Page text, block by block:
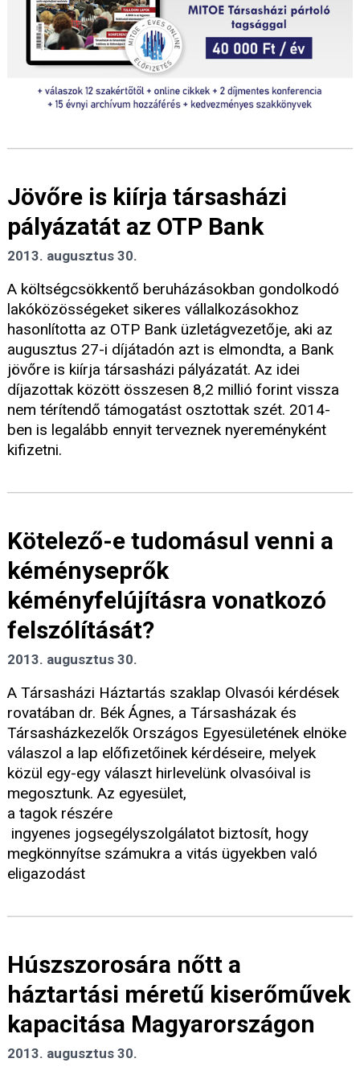
Jövőre is kiírja társasházi
pályázatát az OTP Bank
2013. augusztus 30.
A költségcsökkentő beruházásokban gondolkodó
lakóközösségeket sikeres vállalkozásokhoz
hasonlította az OTP Bank üzletágvezetője, aki az
augusztus 27-i díjátadón azt is elmondta, a Bank
jövőre is kiírja társasházi pályázatát. Az idei
díjazottak között összesen 8,2 millió forint vissza
nem térítendő támogatást osztottak szét. 2014-
ben is legalább ennyit terveznek nyereményként
kifizetni.
Kötelező-e tudomásul venni a
kéményseprők
kéményfelújításra vonatkozó
felszólítását?
2013. augusztus 30.
A Társasházi Háztartás szaklap Olvasói kérdések
rovatában dr. Bék Ágnes, a Társasházak és
Társasházkezelők Országos Egyesületének elnöke
válaszol a lap előfizetőinek kérdéseire, melyek
közül egy-egy választ hirlevelünk olvasóival is
megosztunk. Az egyesület,
a tagok részére
ingyenes jogsegélyszolgálatot biztosít, hogy
megkönnyítse számukra a vitás ügyekben való
eligazodást
Húszszorosára nőtt a
háztartási méretű kiserőművek
kapacitása Magyarországon
2013. augusztus 30.